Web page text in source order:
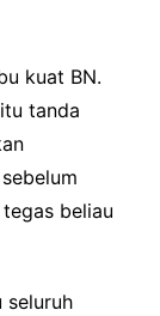
kuat BN.
tanda
beliau
seluruh